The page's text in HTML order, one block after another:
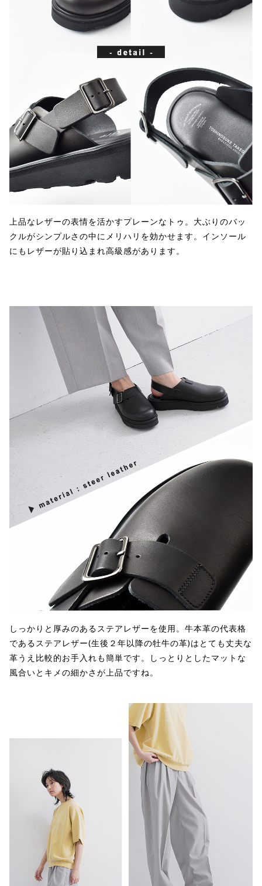
上品なレザーの表情を活かすプレーンなトゥ。大ぶりのバッ
クルがシンプルさの中にメリハリを効かせます。インソール
にもレザーが貼り込まれ高級感があります。
しっかりと厚みのあるステアレザーを使用。牛本革の代表格
であるステアレザー(生後２年以降の牡牛の革)はとても丈夫な
革うえ比較的お手入れも簡単です。しっとりとしたマットな
風合いとキメの細かさが上品ですね。